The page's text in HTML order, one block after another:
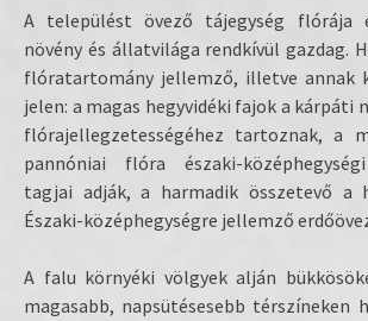
A települést övező tájegység flórája
növény és állatvilága rendkívül gazdag.
flóratartomány jellemző, illetve annak
jelen: a magas hegyvidéki fajok a kárpáti
flórajellegzetességéhez tartoznak, a
pannóniai flóra északi-
tagjai adják, a harmadik összetevő a
Északi-középhegységre jellemző
A falu környéki völgyek alján
magasabb, napsütésesebb térszíneken